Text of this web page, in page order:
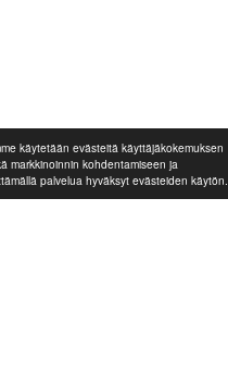
käytetään evästeitä käyttäjäkokemuksen
markkinoinnin kohdentamiseen ja
palvelua hyväksyt evästeiden käytön.